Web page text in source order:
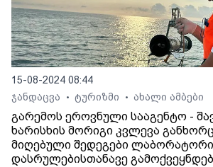
15-08-2024 08:44
ჯანდაცვა
• ტურიზმი • ახალი ამბები
გარემოს ეროვნული სააგენტო -
ხარისხის მორიგი კვლევა
მიღებული შედეგები
დასრულებისთანავე